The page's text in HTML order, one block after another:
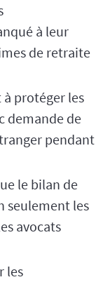
à leur
de retraite
protéger les
demande de
pendant
le bilan de
seulement les
avocats
les